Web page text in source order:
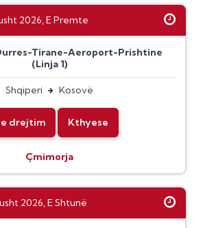
2026, E Premte
Tirane-Aeroport-Prishtine
(Linja 1)
Shqiperi Kosovë
drejtim Kthyese
Çmimorja
2026, E Shtunë